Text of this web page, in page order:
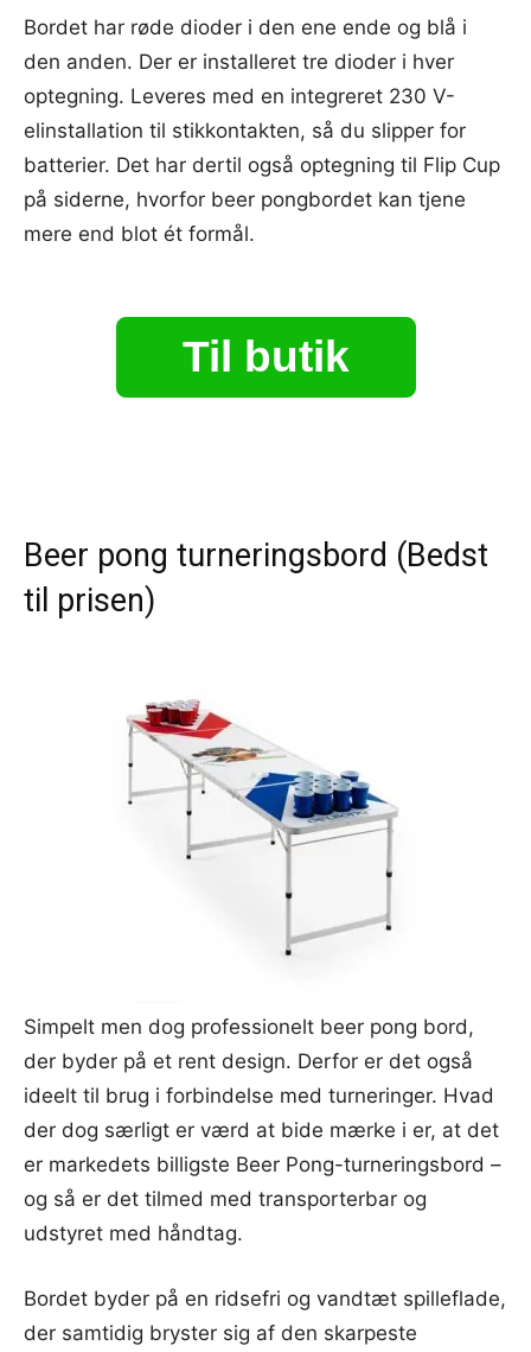
Bordet har røde dioder i den ene ende og blå i
den anden. Der er installeret tre dioder i hver
optegning. Leveres med en integreret 230 V-
elinstallation til stikkontakten, så du slipper for
batterier. Det har dertil også optegning til Flip Cup
på siderne, hvorfor beer pongbordet kan tjene
mere end blot ét formål.
Til butik
Beer pong turneringsbord (Bedst
til prisen)
Simpelt men dog professionelt beer pong bord,
der byder på et rent design. Derfor er det også
ideelt til brug i forbindelse med turneringer. Hvad
der dog særligt er værd at bide mærke i er, at det
er markedets billigste Beer Pong-turneringsbord –
og så er det tilmed med transporterbar og
udstyret med håndtag.
Bordet byder på en ridsefri og vandtæt spilleflade,
der samtidig bryster sig af den skarpeste